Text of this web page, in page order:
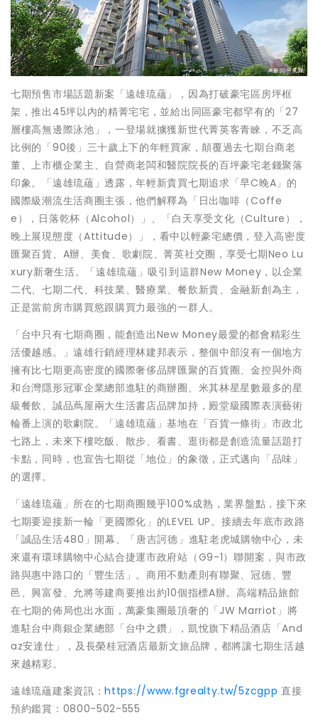
七期預售市場話題新案「遠雄琉蘊」，因為打破豪宅區房坪框
架，推出45坪以內的精菁宅宅，並給出同區豪宅都罕有的「27
層樓高無邊際泳池」，一登場就擄獲新世代菁英客青睞，不乏高
比例的「90後」三十歲上下的年輕買家，顛覆過去七期台商老
董、上市櫃企業主、自營商老闆和醫院院長的百坪豪宅老錢聚落
印象。「遠雄琉蘊」透露，年輕新貴買七期追求「早C晚A」的
國際級潮流生活商圈主張，他們解釋為「日出咖啡（Coffe
e），日落乾杯（Alcohol）」、「白天享受文化（Culture），
晚上展現態度（Attitude）」，看中以輕豪宅總價，登入高密度
匯聚百貨、A辦、美食、歌劇院、菁英社交圈，享受七期Neo Lu
xury新奢生活。「遠雄琉蘊」吸引到這群New Money，以企業
二代、七期二代、科技業、醫療業、餐飲新貴、金融新創為主，
正是當前房市購買慾跟購買力最強的一群人。
「台中只有七期商圈，能創造出New Money最愛的都會精彩生
活優越感。」遠雄行銷經理林建邦表示，整個中部沒有一個地方
擁有比七期更高密度的國際奢侈品牌匯聚的百貨圈、金控與外商
和台灣隱形冠軍企業總部進駐的商辦圈、米其林星星數最多的星
級餐飲、誠品蔦屋兩大生活書店品牌加持，殿堂級國際表演藝術
輪番上演的歌劇院。「遠雄琉蘊」基地在「百貨一條街」市政北
七路上，未來下樓吃飯、散步、看書、逛街都是創造流量話題打
卡點，同時，也宣告七期從「地位」的象徵，正式邁向「品味」
的選擇。
「遠雄琉蘊」所在的七期商圈幾乎100%成熟，業界盤點，接下來
七期要迎接新一輪「更國際化」的LEVEL UP。接續去年底市政路
「誠品生活480」開幕、「唐吉訶德」進駐老虎城購物中心，未
來還有環球購物中心結合捷運市政府站（G9-1）聯開案，與市政
路與惠中路口的「豐生活」。商用不動產則有聯聚、冠德、豐
邑、興富發、允將等建商要推出約10個指標A辦。高端精品旅館
在七期的佈局也出水面，萬豪集團最頂奢的「JW Marriot」將
進駐台中商銀企業總部「台中之鑽」，凱悅旗下精品酒店「And
az安達仕」，及長榮桂冠酒店最新文旅品牌，都將讓七期生活越
來越精彩。
遠雄琉蘊建案資訊：https://www.fgrealty.tw/5zcgpp 直接
預約鑑賞：0800-502-555